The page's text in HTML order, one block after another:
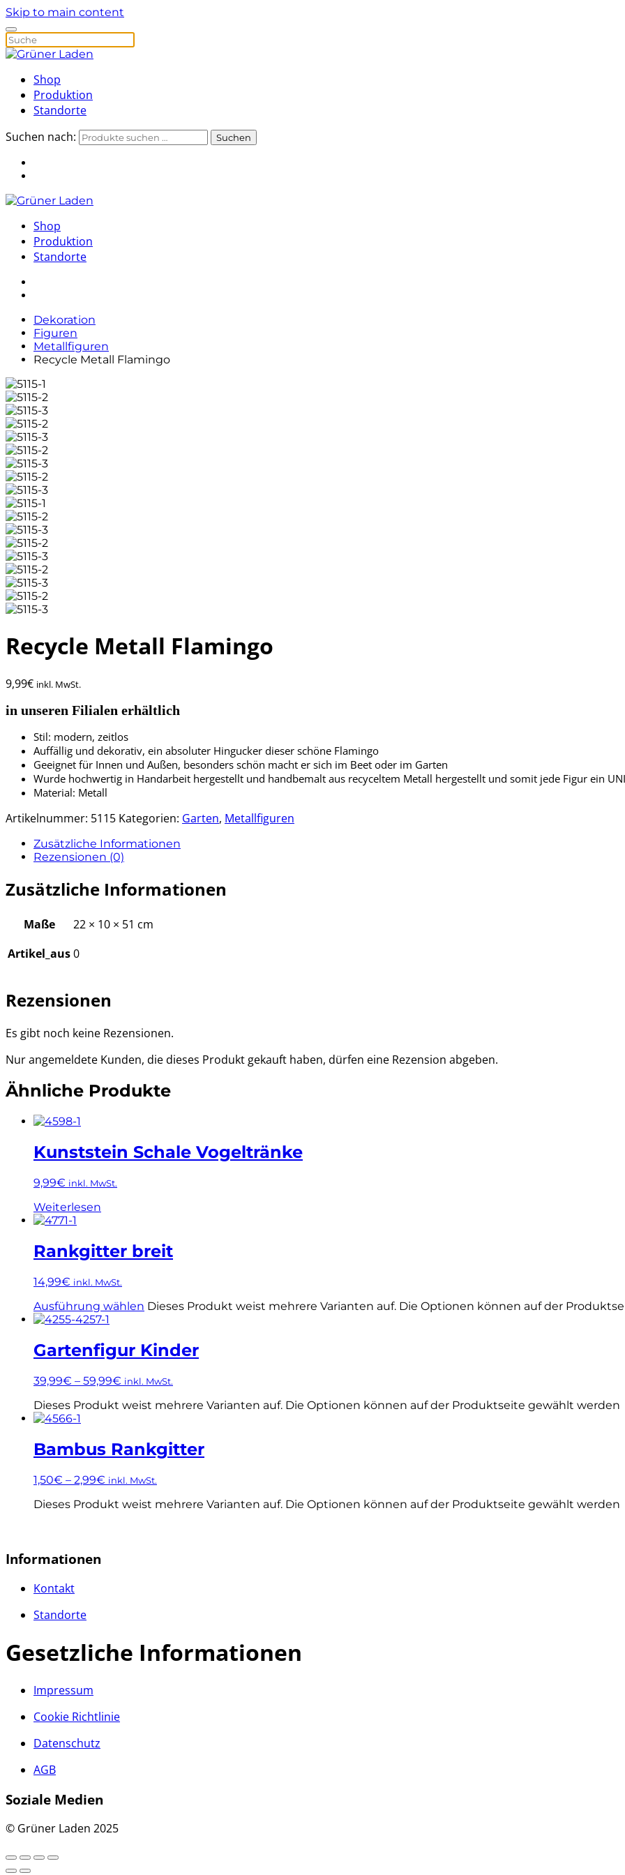
Skip to main content
Shop
Produktion
Standorte
Suchen nach:
Suchen
Shop
Produktion
Standorte
Dekoration
Figuren
Metallfiguren
Recycle Metall Flamingo
Recycle Metall Flamingo
9,99€ inkl. MwSt.
in unseren Filialen erhältlich
Stil: modern, zeitlos
Auffällig und dekorativ, ein absoluter Hingucker dieser schöne Flamingo
Geeignet für Innen und Außen, besonders schön macht er sich im Beet oder im Garten
Wurde hochwertig in Handarbeit hergestellt und handbemalt aus recyceltem Metall hergestellt und somit jede Figur ein
Material: Metall
Artikelnummer: 5115 Kategorien: Garten, Metallfiguren
Zusätzliche Informationen
Rezensionen (0)
Zusätzliche Informationen
Maße
22 × 10 × 51 cm
Artikel_aus0
Rezensionen
Es gibt noch keine Rezensionen.
Nur angemeldete Kunden, die dieses Produkt gekauft haben, dürfen eine Rezension abgeben.
Ähnliche Produkte
Kunststein Schale Vogeltränke
9,99€ inkl. MwSt.
Weiterlesen
Rankgitter breit
14,99€ inkl. MwSt.
Ausführung wählen Dieses Produkt weist mehrere Varianten auf. Die Optionen können auf der
Gartenfigur Kinder
39,99€ – 59,99€ inkl. MwSt.
Dieses Produkt weist mehrere Varianten auf. Die Optionen können auf der Produktseite gewählt werden
Bambus Rankgitter
1,50€ – 2,99€ inkl. MwSt.
Dieses Produkt weist mehrere Varianten auf. Die Optionen können auf der Produktseite gewählt werden
Informationen
Kontakt
Standorte
Gesetzliche Informationen
Impressum
Cookie Richtlinie
Datenschutz
AGB
Soziale Medien
© Grüner Laden 2025